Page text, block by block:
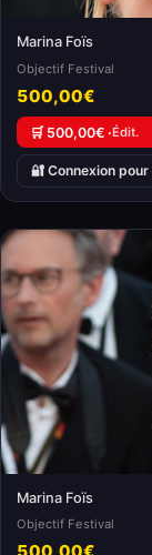
Marina Foïs
Objectif Festival
500,00€
🛒 500,00€ ·Édit.
🔐 Connexion
Marina Foïs
Objectif Festival